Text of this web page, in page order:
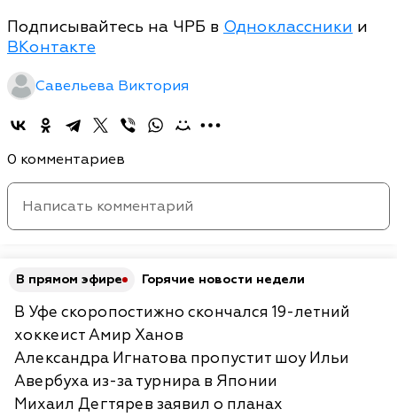
Подписывайтесь на ЧРБ в Одноклассники и
ВКонтакте
Савельева Виктория
0 комментариев
В прямом эфире Горячие новости недели
В Уфе скоропостижно скончался 19-летний
хоккеист Амир Ханов
Александра Игнатова пропустит шоу Ильи
Авербуха из-за турнира в Японии
Михаил Дегтярев заявил о планах